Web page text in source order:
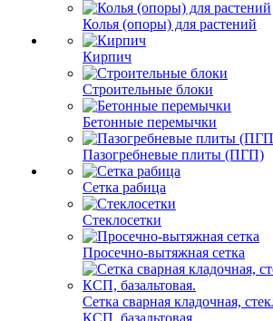
Колья (опоры) для растений
Кирпич
Строительные блоки
Бетонные перемычки
Пазогребневые плиты (ПГП)
Сетка рабица
Стеклосетки
Просечно-вытяжная сетка
Сетка сварная кладочная,
КСП, базальтовая.